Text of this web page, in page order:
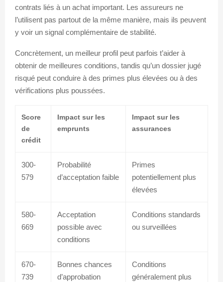
contrats liés à un achat important. Les assureurs ne
l’utilisent pas partout de la même manière, mais ils peuvent
y voir un signal complémentaire de stabilité.
Concrètement, un meilleur profil peut parfois t’aider à
obtenir de meilleures conditions, tandis qu’un dossier jugé
risqué peut conduire à des primes plus élevées ou à des
vérifications plus poussées.
Score
de
crédit
Impact sur les
emprunts
Impact sur les
assurances
300-
579
Probabilité
d’acceptation faible
Primes
potentiellement plus
élevées
580-
669
Acceptation
possible avec
conditions
Conditions standards
ou surveillées
670-
739
Bonnes chances
d’approbation
Conditions
généralement plus